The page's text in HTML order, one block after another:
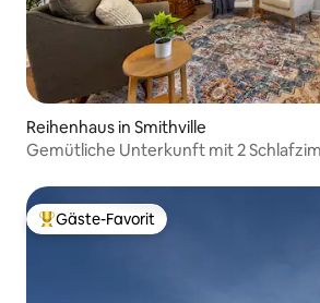
Reihenhaus in Smithville
Gemütliche Unterkunft mit 2
See/Wanderwegen/Kansas City
Beliebter Gäste-Favorit.
Gäste-Favorit